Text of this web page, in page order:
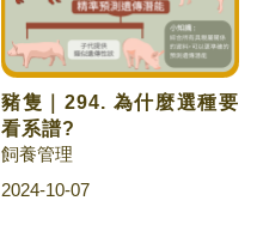
豬隻｜294. 為什麼選種要
看系譜?
飼養管理
2024-10-07